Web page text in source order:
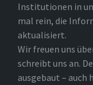
Institutionen in
mal rein, die
aktualisiert.
Wir freuen uns
schreibt uns an.
ausgebaut – auch